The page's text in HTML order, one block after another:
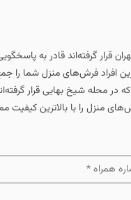
افراد فرش‌های منزل شما
محله شیخ بهایی قرار
منزل را با بالاترین